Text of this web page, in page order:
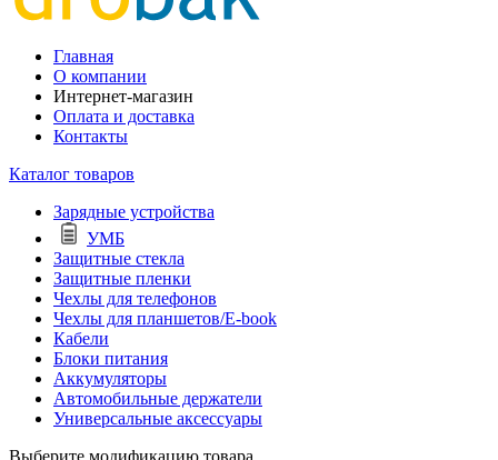
Главная
О компании
Интернет-магазин
Оплата и доставка
Контакты
Каталог товаров
Зарядные устройства
УМБ
Защитные стекла
Защитные пленки
Чехлы для телефонов
Чехлы для планшетов/E-book
Кабели
Блоки питания
Аккумуляторы
Автомобильные держатели
Универсальные аксессуары
Выберите модификацию товара